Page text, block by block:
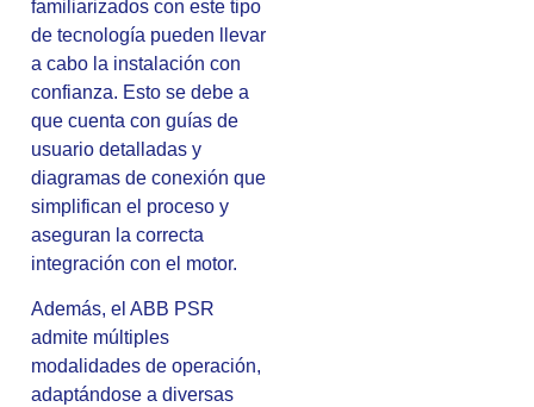
familiarizados con este tipo
de tecnología pueden llevar
a cabo la instalación con
confianza. Esto se debe a
que cuenta con guías de
usuario detalladas y
diagramas de conexión que
simplifican el proceso y
aseguran la correcta
integración con el motor.
Además, el ABB PSR
admite múltiples
modalidades de operación,
adaptándose a diversas